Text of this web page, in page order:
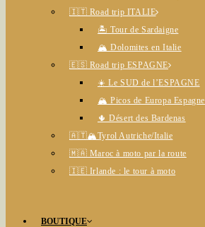
🇮🇹 Road trip ITALIE
🏝️ Tour de Sardaigne
🏔️ Dolomites en Italie
🇪🇸 Road trip ESPAGNE
☀️ Le SUD de l’ESPAGNE
🏔️ Picos de Europa Espagne
🌵 Désert des Bardenas
🇦🇹🏔️Tyrol Autriche/Italie
🇲🇦 Maroc à moto par la route
🇮🇪 Irlande : le tour à moto
BOUTIQUE